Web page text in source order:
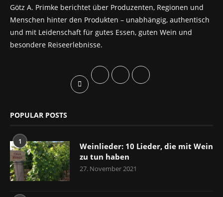
Götz A. Primke berichtet über Produzenten, Regionen und
Menschen hinter den Produkten – unabhängig, authentisch
und mit Leidenschaft für gutes Essen, guten Wein und
besondere Reiseerlebnisse.
POPULAR POSTS
1
Weinlieder: 10 Lieder, die mit Wein
zu tun haben
27. November 2021